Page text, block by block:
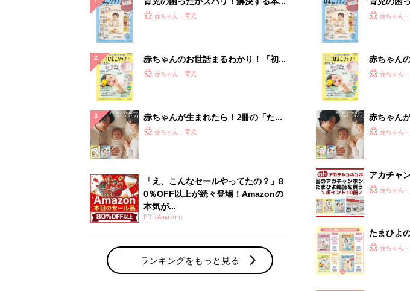
本気が...
PR（Amazon）
ランキングをもっと見る
mazonタ
PR（Amazon
赤ちゃん・育児の人気テーマ
育児日記・マンガ
離乳食はいつから？進め